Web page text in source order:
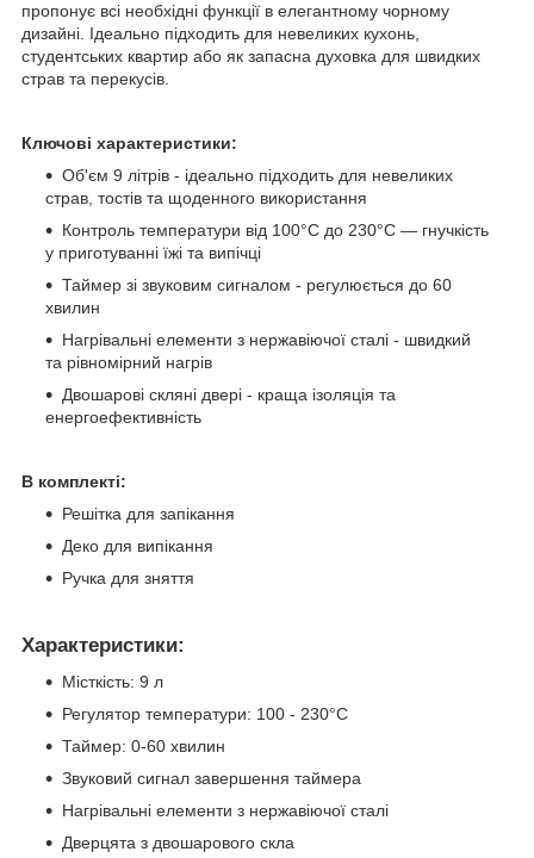
пропонує всі необхідні функції в елегантному чорному
дизайні. Ідеально підходить для невеликих кухонь,
студентських квартир або як запасна духовка для швидких
страв та перекусів.
Ключові характеристики:
Об'єм 9 літрів - ідеально підходить для невеликих
страв, тостів та щоденного використання
Контроль температури від 100°C до 230°C — гнучкість
у приготуванні їжі та випічці
Таймер зі звуковим сигналом - регулюється до 60
хвилин
Нагрівальні елементи з нержавіючої сталі - швидкий
та рівномірний нагрів
Двошарові скляні двері - краща ізоляція та
енергоефективність
В комплекті:
Решітка для запікання
Деко для випікання
Ручка для зняття
Характеристики:
Місткість: 9 л
Регулятор температури: 100 - 230°C
Таймер: 0-60 хвилин
Звуковий сигнал завершення таймера
Нагрівальні елементи з нержавіючої сталі
Дверцята з двошарового скла